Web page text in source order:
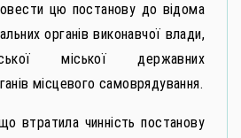
цю постанову до відома
органів виконавчої влади,
міської державних
місцевого самоврядування.
втратила чинність постанову